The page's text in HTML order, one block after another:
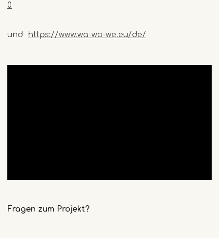
0
und https://www.wa-wa-we.eu/de/
Fragen zum Projekt?